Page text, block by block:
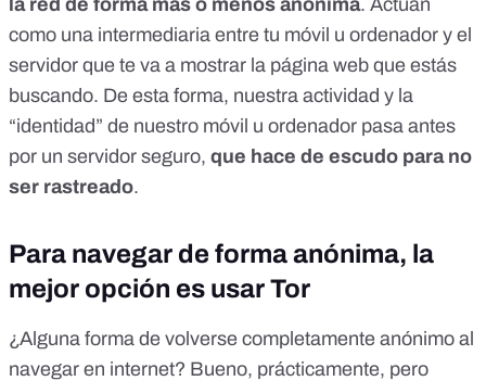
como una intermediaria entre tu móvil u ordenador y el
servidor que te va a mostrar la página web que estás
buscando. De esta forma, nuestra actividad y la
“identidad” de nuestro móvil u ordenador pasa antes
por un servidor seguro, que hace de escudo para no
ser rastreado.
Para navegar de forma anónima, la
mejor opción es usar Tor
¿Alguna forma de volverse completamente anónimo al
navegar en internet? Bueno, prácticamente, pero